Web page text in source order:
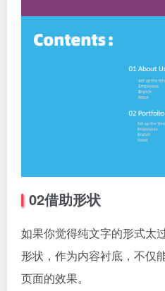
02借助形状
如果你觉得纯文字的形式太
形状，作为内容衬底，不仅
页面的效果。